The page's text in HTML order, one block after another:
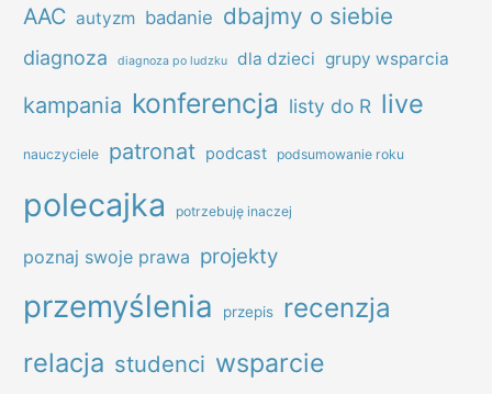
AAC autyzm badanie dbajmy o siebie
diagnoza diagnoza po ludzku dla dzieci grupy wsparcia
kampania konferencja listy do R live
nauczyciele patronat podcast podsumowanie roku
polecajka potrzebuję inaczej
poznaj swoje prawa projekty
przemyślenia przepis
recenzja
relacja studenci wsparcie